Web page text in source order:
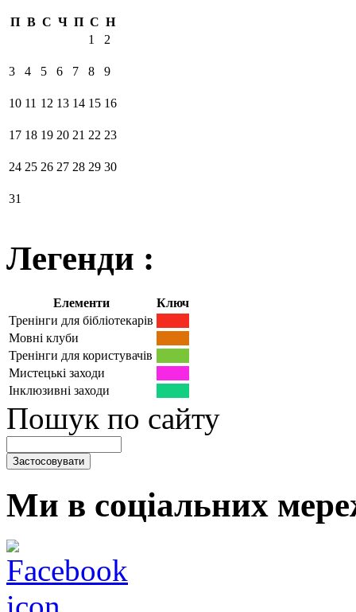
П В С Ч П С Н
1
2
3 4 5 6 7 8 9
10 11 12 13 14 15 16
17 18 19 20 21 22 23
24 25 26 27 28 29 30
31
Легенди :
Елементи
Ключ
Тренінги для бібліотекарів
Мовні клуби
Тренінги для користувачів
Мистецькі заходи
Інклюзивні заходи
Пошук по сайту
Ми в соціальних